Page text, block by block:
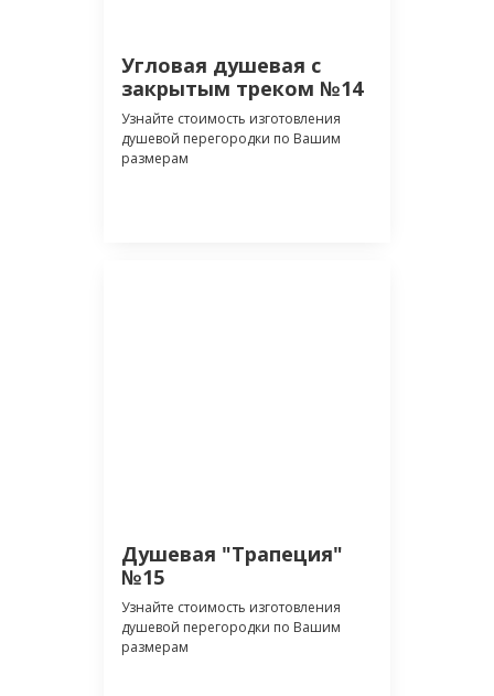
Угловая душевая с
закрытым треком №14
Узнайте стоимость изготовления
душевой перегородки по Вашим
размерам
Душевая "Трапеция"
№15
Узнайте стоимость изготовления
душевой перегородки по Вашим
размерам